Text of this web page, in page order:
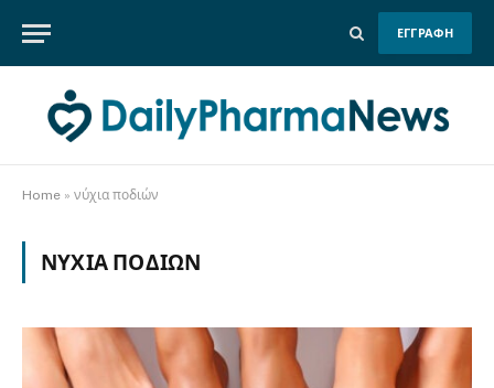
ΕΓΓΡΑΦΗ
Home » νύχια ποδιών
ΝΎΧΙΑ ΠΟΔΙΏΝ